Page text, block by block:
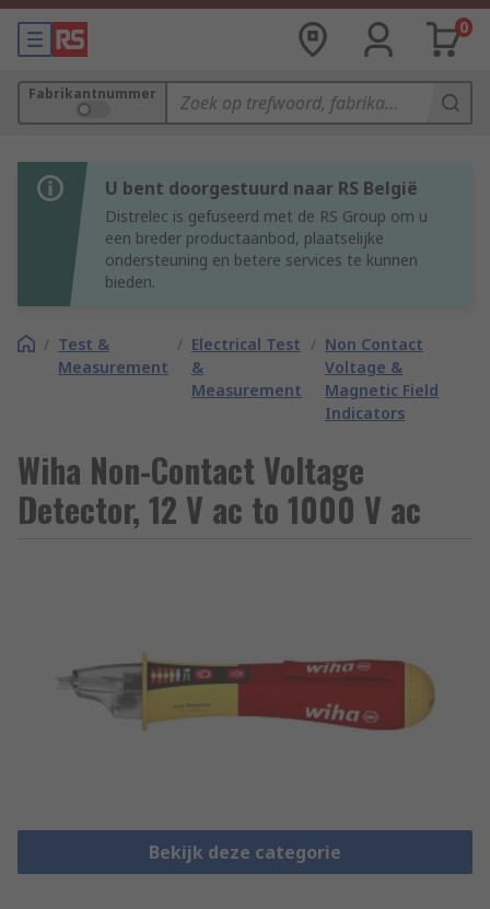
0
Fabrikantnummer
U bent doorgestuurd naar RS België
Distrelec is gefuseerd met de RS Group om u
een breder productaanbod, plaatselijke
ondersteuning en betere services te kunnen
bieden.
/ Test &
Measurement
/ Electrical Test
&
Measurement
/ Non Contact
Voltage &
Magnetic Field
Indicators
Wiha Non-Contact Voltage
Detector, 12 V ac to 1000 V ac
Bekijk deze categorie